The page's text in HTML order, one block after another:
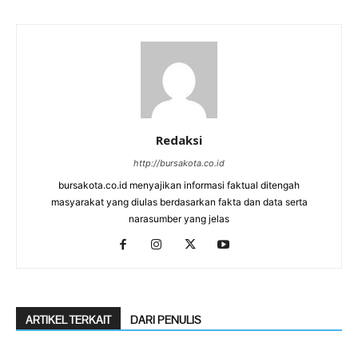
Redaksi
http://bursakota.co.id
bursakota.co.id menyajikan informasi faktual ditengah
masyarakat yang diulas berdasarkan fakta dan data serta
narasumber yang jelas
ARTIKEL TERKAIT DARI PENULIS